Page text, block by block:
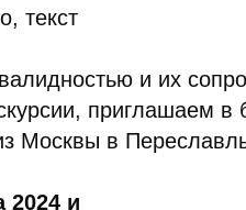
текст
и их
приглашаем
Москвы в
2024 и